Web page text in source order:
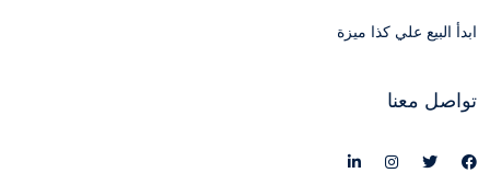
ابدأ البيع علي كذا ميزة
تواصل معنا